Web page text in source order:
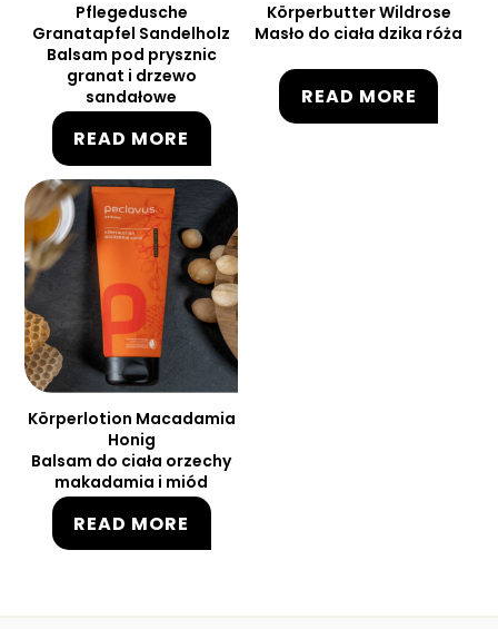
Pflegedusche
Granatapfel Sandelholz
Balsam pod prysznic
granat i drzewo
sandałowe
READ MORE
Körperbutter Wildrose
Masło do ciała dzika róża
READ MORE
Körperlotion Macadamia
Honig
Balsam do ciała orzechy
makadamia i miód
READ MORE